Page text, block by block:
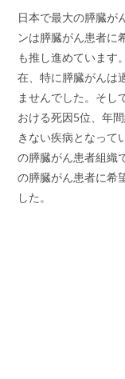
日本で最大の膵臓が
ンは膵臓がん患者に
も推し進めています
在、特に膵臓がんは
ませんでした。そし
おける死因5位、年
きない疾病となって
の膵臓がん患者組織
の膵臓がん患者に希
した。